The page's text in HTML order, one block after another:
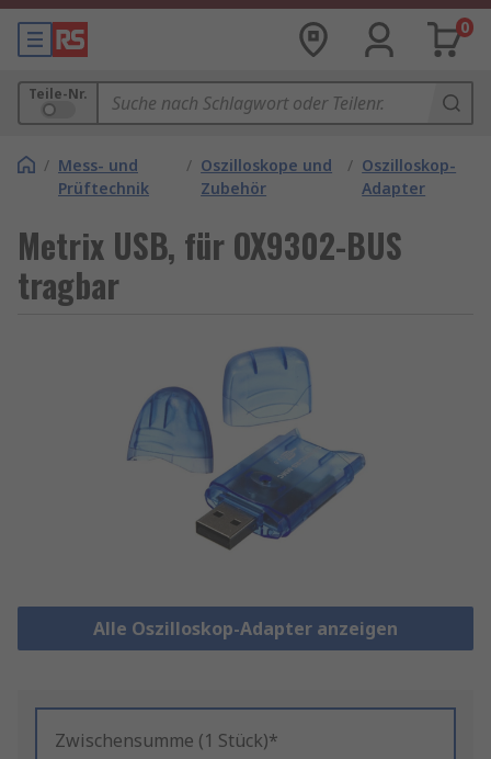
0
Teile-Nr.
/ Mess- und
Prüftechnik
/ Oszilloskope und
Zubehör
/ Oszilloskop-
Adapter
Metrix USB, für OX9302-BUS
tragbar
Alle Oszilloskop-Adapter anzeigen
Zwischensumme (1 Stück)*